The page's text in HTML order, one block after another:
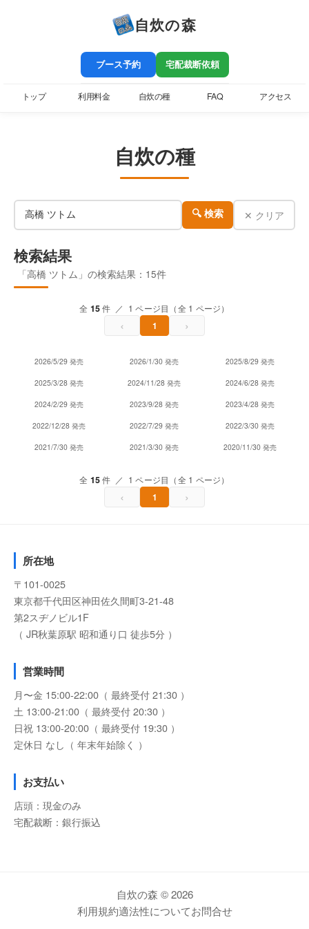
自炊の森
ブース予約 宅配裁断依頼
トップ 利用料金 自炊の種 FAQ アクセス
自炊の種
🔍 検索 ✕ クリア
検索結果
「高橋 ツトム」の検索結果：15件
全 15件 ／ 1 ページ目（全 1 ページ）
‹ 1 ›
2026/5/29 発売 2026/1/30 発売 2025/8/29 発売
2025/3/28 発売 2024/11/28 発売 2024/6/28 発売
2024/2/29 発売 2023/9/28 発売 2023/4/28 発売
2022/12/28 発売 2022/7/29 発売 2022/3/30 発売
2021/7/30 発売 2021/3/30 発売 2020/11/30 発売
全 15件 ／ 1 ページ目（全 1 ページ）
‹ 1 ›
所在地
〒101-0025
東京都千代田区神田佐久間町3-21-48
第2スヂノビル1F
（ JR秋葉原駅 昭和通り口 徒歩5分 ）
営業時間
月〜金 15:00-22:00（ 最終受付 21:30 ）
土 13:00-21:00（ 最終受付 20:30 ）
日祝 13:00-20:00（ 最終受付 19:30 ）
定休日 なし（ 年末年始除く ）
お支払い
店頭：現金のみ
宅配裁断：銀行振込
自炊の森 © 2026
利用規約適法性についてお問合せ